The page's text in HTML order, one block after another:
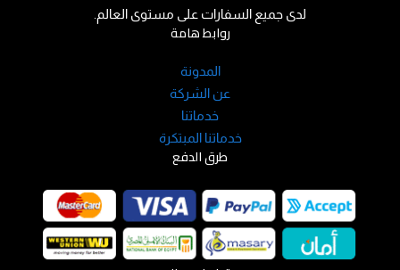
طرق الدفع
روابط هامة
المدونة
عن الشركة
خدماتنا
خدماتنا المبتكرة
لدى جميع السفارات على مستوى العالم.